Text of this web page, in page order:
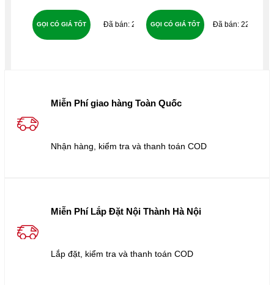
24
GỌI CÓ GIÁ TỐT 224
GỌI CÓ GIÁ TỐT
Miễn Phí giao hàng Toàn Quốc
Nhận hàng, kiểm tra và thanh toán COD
Miễn Phí Lắp Đặt Nội Thành Hà Nội
Lắp đặt, kiểm tra và thanh toán COD